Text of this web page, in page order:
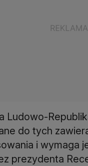
Ludowo-
do tych
i
prezydenta